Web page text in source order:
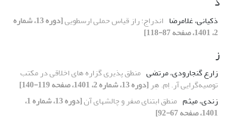
ذکیانی، غلامرضا اندراج: راز قیاس حملی ارسطویی
[دوره 13، شماره
2، 1401، صفحه 87-118]
ز
زارع گنجارودی، مرتضی منطق پذیری گزاره های اخلاقی در مکتب
توصیه‌گرایی آر. اِم. هِر [دوره 13، شماره 2، 1401، صفحه 119-140]
زندی، میثم منطق ابتنای صفر و چالشهای آن
[دوره 13، شماره 1،
1401، صفحه 67-92]